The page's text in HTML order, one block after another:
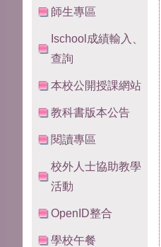
師生專區
Ischool成績輸入、
查詢
本校公開授課網站
教科書版本公告
閱讀專區
校外人士協助教學
活動
OpenID整合
學校午餐